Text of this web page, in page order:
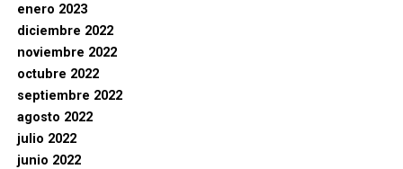
enero 2023
diciembre 2022
noviembre 2022
octubre 2022
septiembre 2022
agosto 2022
julio 2022
junio 2022